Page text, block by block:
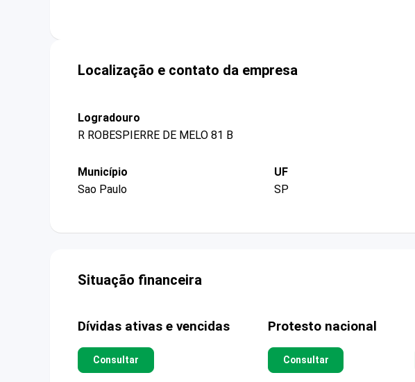
Localização e contato da empresa
Logradouro
R ROBESPIERRE DE MELO 81 B
Município
Sao Paulo
UF
SP
Situação financeira
Dívidas ativas e vencidas
Consultar
Protesto nacional
Consultar